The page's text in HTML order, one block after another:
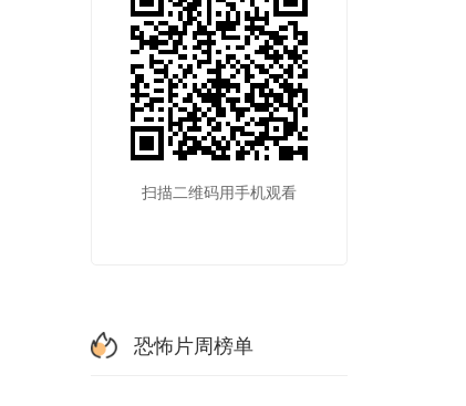
扫描二维码用手机观看
恐怖片周榜单